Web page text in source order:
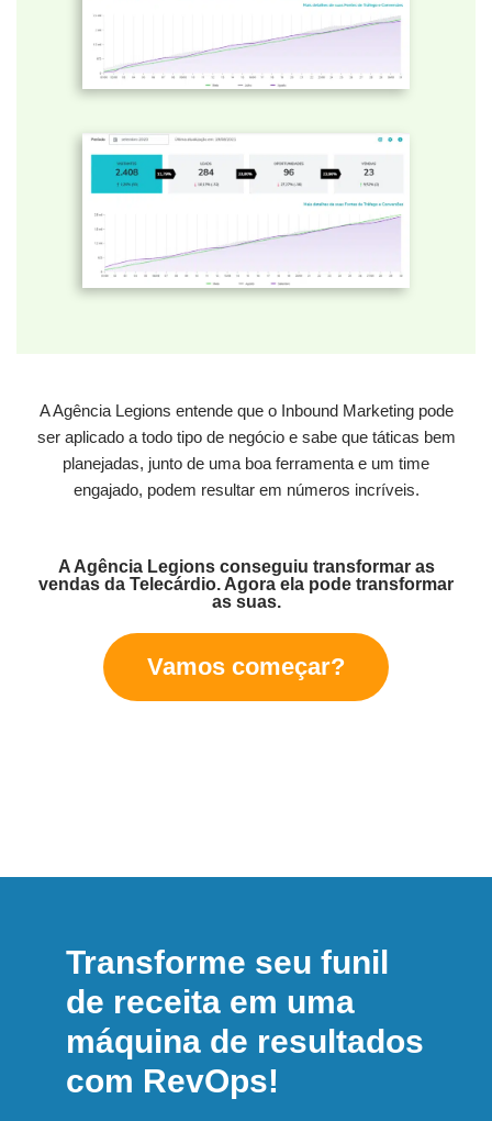
A Agência Legions entende que o Inbound Marketing pode
ser aplicado a todo tipo de negócio e sabe que táticas bem
planejadas, junto de uma boa ferramenta e um time
engajado, podem resultar em números incríveis.
A Agência Legions conseguiu transformar as
vendas da Telecárdio. Agora ela pode transformar
as suas.
Vamos começar?
Transforme seu funil
de receita em uma
máquina de resultados
com RevOps!